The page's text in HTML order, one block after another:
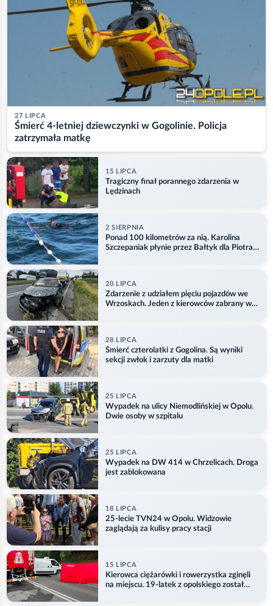
27 LIPCA
Śmierć 4-letniej dziewczynki w Gogolinie. Policja
zatrzymała matkę
15 LIPCA
Tragiczny finał porannego zdarzenia w
Lędzinach
2 SIERPNIA
Ponad 100 kilometrów za nią. Karolina
Szczepaniak płynie przez Bałtyk dla Piotra.
20 LIPCA
Zdarzenie z udziałem pięciu pojazdów we
Wrzoskach. Jeden z kierowców zabrany w
28 LIPCA
Śmierć czterolatki z Gogolina. Są wyniki
sekcji zwłok i zarzuty dla matki
25 LIPCA
Wypadek na ulicy Niemodlińskiej w Opolu.
Dwie osoby w szpitalu
25 LIPCA
Wypadek na DW 414 w Chrzelicach. Droga
jest zablokowana
18 LIPCA
25-lecie TVN24 w Opolu. Widzowie
zaglądają za kulisy pracy stacji
15 LIPCA
Kierowca ciężarówki i rowerzystka zginęli
na miejscu. 19-latek z opolskiego został